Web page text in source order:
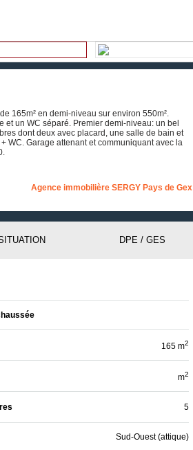
165m² en demi-niveau sur environ 550m².
un WC séparé. Premier demi-niveau: un bel
dont deux avec placard, une salle de bain et
WC. Garage attenant et communiquant avec la
Agence immobilière SERGY Pays de Gex
DPE / GES
165 m2
m2
5
Sud-Ouest (attique)